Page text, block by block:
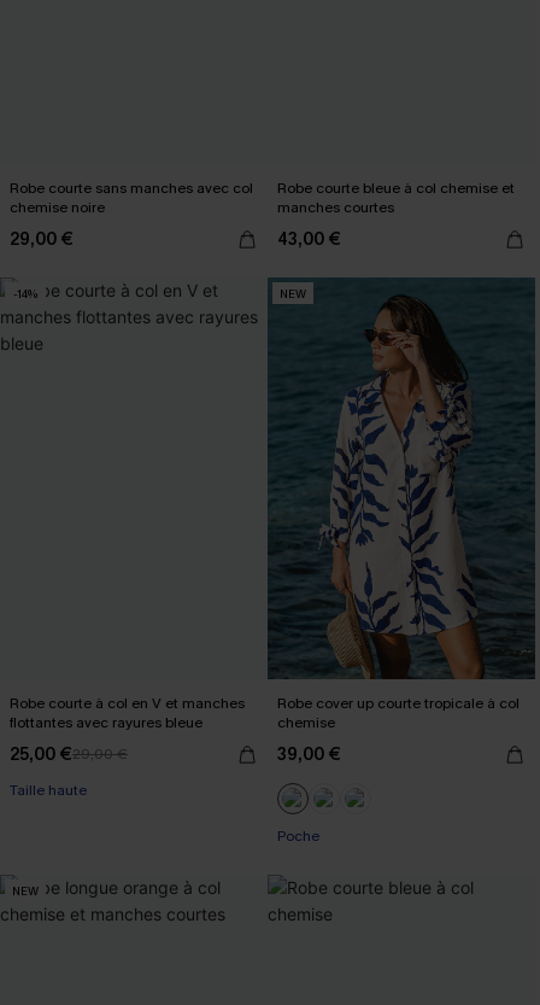
Robe courte sans manches avec col
chemise noire
29,00 €
Robe courte bleue à col chemise et
manches courtes
43,00 €
-14%
Robe courte à col en V et manches
flottantes avec rayures bleue
25,00 €29,00 €
Taille haute
NEW
Robe cover up courte tropicale à col
chemise
39,00 €
Poche
NEW